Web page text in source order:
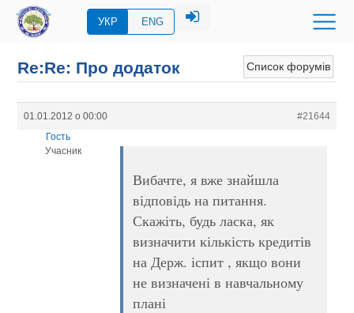
УКР ENG
Список форумів
Re:Re: Про додаток
01.01.2012 о 00:00
#21644
Гость
Учасник
Вибачте, я вже знайшла
відповідь на питання.
Скажіть, будь ласка, як
визначити кількість кредитів
на Держ. іспит , якщо вони
не визначені в навчальному
плані